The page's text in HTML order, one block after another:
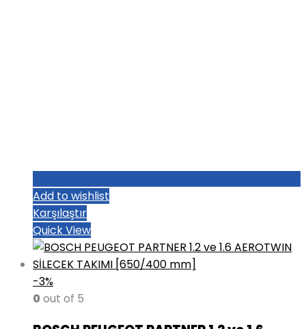
Add to wishlist
Karşılaştır
Quick View
-3%
0 out of 5